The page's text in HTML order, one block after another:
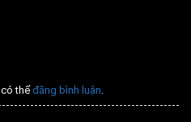
thể đăng bình luận.